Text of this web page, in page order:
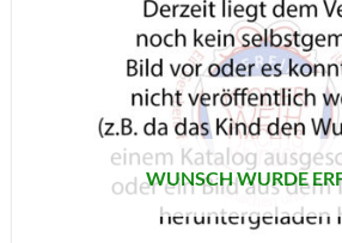
WUNSCH WURDE